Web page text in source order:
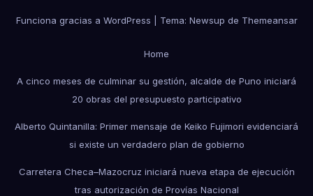
Funciona gracias a WordPress Tema: Newsup de Themeansar
Home
A cinco meses de culminar su gestión, alcalde de Puno iniciará
20 obras del presupuesto participativo
Alberto Quintanilla: Primer mensaje de Keiko Fujimori evidenciará
si existe un verdadero plan de gobierno
Carretera Checa–Mazocruz iniciará nueva etapa de ejecución
tras autorización de Provías Nacional